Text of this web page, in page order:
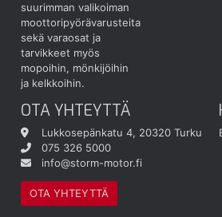
suurimman valikoiman
moottoripyörävarusteita
sekä varaosat ja
tarvikkeet myös
mopoihin, mönkijöihin
ja kelkkoihin.
OTA YHTEYTTÄ
Lukkosepänkatu 4, 20320 Turku
075 326 5000
info@storm-motor.fi
OTA YHTEYTTÄ